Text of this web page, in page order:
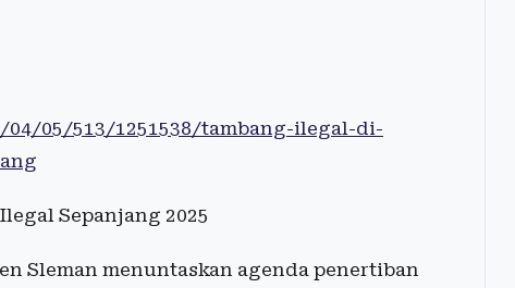
05/513/1251538/tambang-ilegal-di-
Sepanjang 2025
Sleman menuntaskan agenda penertiban